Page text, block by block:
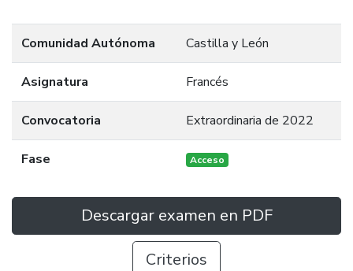
Comunidad Autónoma Castilla y León
Asignatura Francés
Convocatoria Extraordinaria de 2022
Fase Acceso
Descargar examen en PDF
Criterios